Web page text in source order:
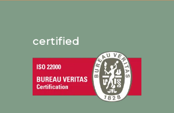
certified